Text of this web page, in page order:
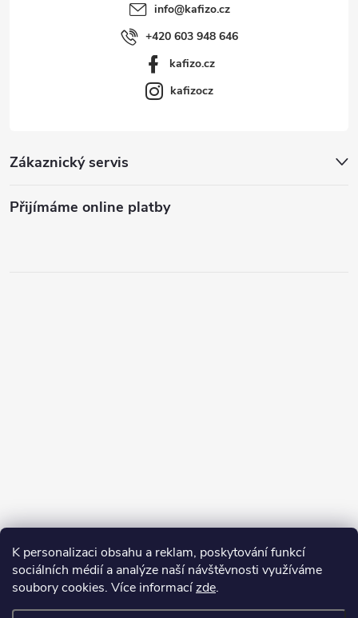
K personalizaci obsahu a reklam, poskytování funkcí
sociálních médií a analýze naší návštěvnosti využíváme
soubory cookies. Více informacízde.
Zákaznický servis
Přijímáme online platby
info@kafizo.cz
+420 603 948 646
kafizo.cz
kafizocz